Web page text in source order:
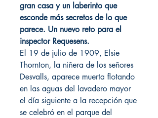
gran casa y un laberinto que
esconde más secretos de lo que
parece. Un nuevo reto para el
inspector Requesens.
El 19 de julio de 1909, Elsie
Thornton, la niñera de los señores
Desvalls, aparece muerta flotando
en las aguas del lavadero mayor
el día siguiente a la recepción que
se celebró en el parque del